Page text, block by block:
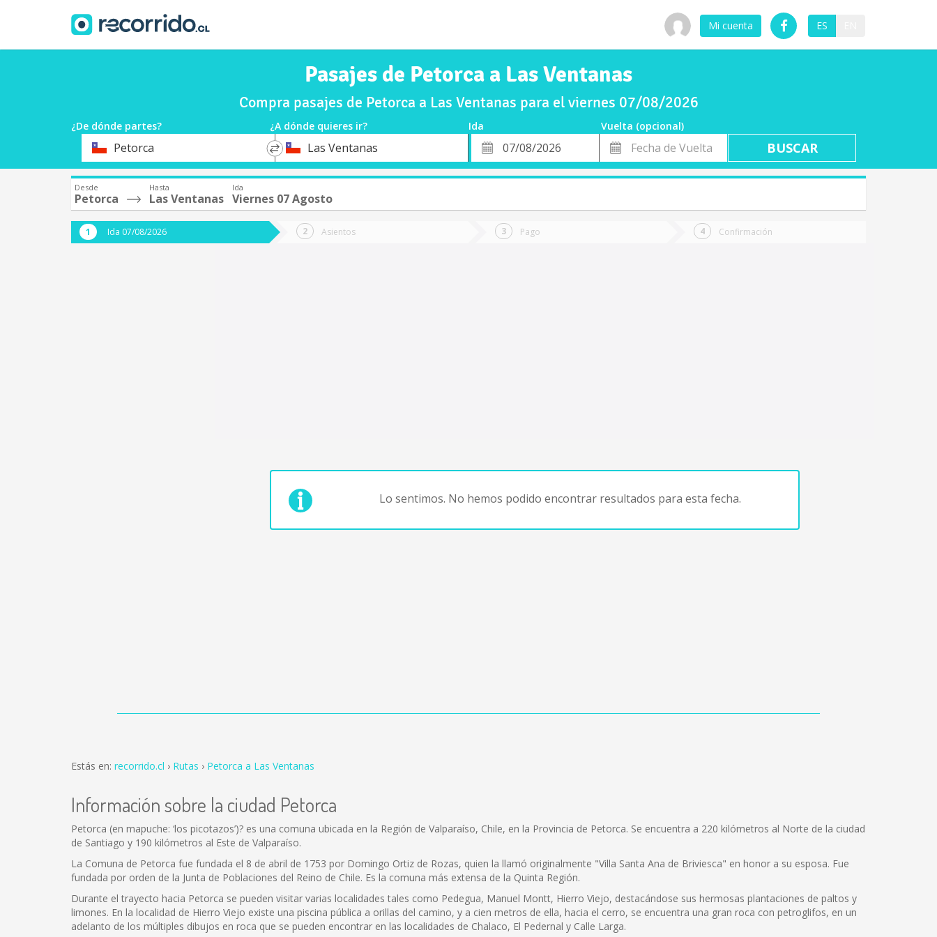
Mi cuenta ES
Pasajes de Petorca a Las Ventanas
Compra pasajes de Petorca a Las Ventanas para el viernes 07/08/2026
¿De dónde partes? ¿A dónde quieres ir? Ida
Vuelta (opcional)
OrigenPetorca
*
DestinoLas Ventanas
Fecha
de
Fecha
de
Vuelta
Desde
Petorca
Hasta
Las Ventanas
Ida
Viernes 07 Agosto
Ida 07/08/2026 Asientos Pago Confirmación
Lo sentimos. No hemos podido encontrar resultados para esta fecha.
Estás en: recorrido.cl Rutas Petorca a Las Ventanas
Información sobre la ciudad Petorca
Petorca (en mapuche: ‘los picotazos’)? es una comuna ubicada en la Región de Valparaíso, Chile, en la Provincia de Petorca. Se encuentra a 220 kilómetros al Norte de la ciudad
de Santiago y 190 kilómetros al Este de Valparaíso.
La Comuna de Petorca fue fundada el 8 de abril de 1753 por Domingo Ortiz de Rozas, quien la llamó originalmente "Villa Santa Ana de Briviesca" en honor a su esposa. Fue
fundada por orden de la Junta de Poblaciones del Reino de Chile. Es la comuna más extensa de la Quinta Región.
Durante el trayecto hacia Petorca se pueden visitar varias localidades tales como Pedegua, Manuel Montt, Hierro Viejo, destacándose sus hermosas plantaciones de paltos y
limones. En la localidad de Hierro Viejo existe una piscina pública a orillas del camino, y a cien metros de ella, hacia el cerro, se encuentra una gran roca con petroglifos, en un
adelanto de los múltiples dibujos en roca que se pueden encontrar en las localidades de Chalaco, El Pedernal y Calle Larga.